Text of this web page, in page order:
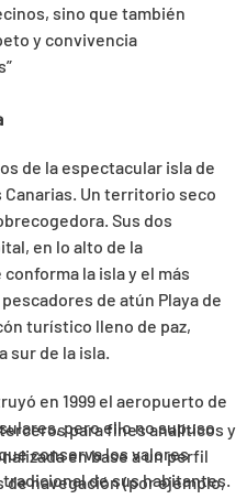
sino que también
y convivencia
de la espectacular isla de
Canarias. Un territorio seco
Sus dos
en lo alto de la
la isla y el más
de atún Playa de
turístico lleno de paz,
sur de la isla.
en 1999 el aeropuerto de
pero ello no supuso
conserva los valores
de sus habitantes.
para fines analíticos y
en base a un perfil
navegación (por ejemplo,